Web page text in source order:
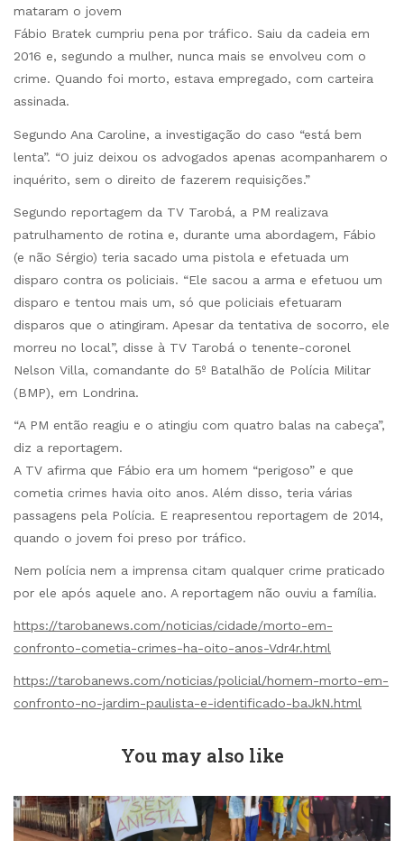
mataram o jovem
Fábio Bratek cumpriu pena por tráfico. Saiu da cadeia em
2016 e, segundo a mulher, nunca mais se envolveu com o
crime. Quando foi morto, estava empregado, com carteira
assinada.
Segundo Ana Caroline, a investigação do caso “está bem
lenta”. “O juiz deixou os advogados apenas acompanharem o
inquérito, sem o direito de fazerem requisições.”
Segundo reportagem da TV Tarobá, a PM realizava
patrulhamento de rotina e, durante uma abordagem, Fábio
(e não Sérgio) teria sacado uma pistola e efetuada um
disparo contra os policiais. “Ele sacou a arma e efetuou um
disparo e tentou mais um, só que policiais efetuaram
disparos que o atingiram. Apesar da tentativa de socorro, ele
morreu no local”, disse à TV Tarobá o tenente-coronel
Nelson Villa, comandante do 5º Batalhão de Polícia Militar
(BMP), em Londrina.
“A PM então reagiu e o atingiu com quatro balas na cabeça”,
diz a reportagem.
A TV afirma que Fábio era um homem “perigoso” e que
cometia crimes havia oito anos. Além disso, teria várias
passagens pela Polícia. E reapresentou reportagem de 2014,
quando o jovem foi preso por tráfico.
Nem polícia nem a imprensa citam qualquer crime praticado
por ele após aquele ano. A reportagem não ouviu a família.
https://tarobanews.com/noticias/cidade/morto-em-
confronto-cometia-crimes-ha-oito-anos-Vdr4r.html
https://tarobanews.com/noticias/policial/homem-morto-em-
confronto-no-jardim-paulista-e-identificado-baJkN.html
You may also like